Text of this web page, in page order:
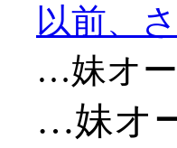
以前、
…妹オ
…妹オ